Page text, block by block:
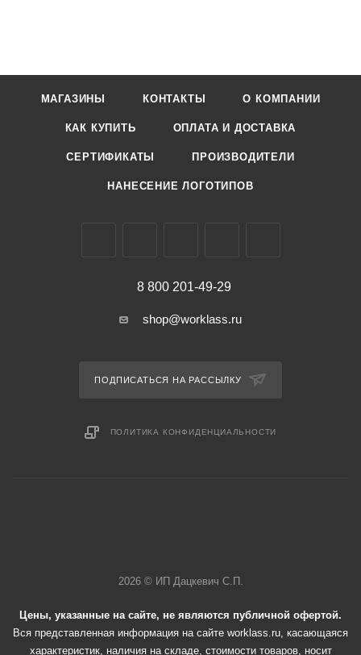
МАГАЗИНЫ КОНТАКТЫ О КОМПАНИИ
КАК КУПИТЬ ОПЛАТА И ДОСТАВКА
СЕРТИФИКАТЫ ПРОИЗВОДИТЕЛИ
НАНЕСЕНИЕ ЛОГОТИПОВ
8 800 201-49-29
shop@worklass.ru
ПОДПИСАТЬСЯ НА РАССЫЛКУ
ПОЛИТИКА КОНФИДЕНЦИАЛЬНОСТИ
2026 © ИП Дацкевич С.П.
Цены, указанные на сайте, не являются публичной офертой.
Вся представленная информация на сайте worklass.ru, касающаяся
характеристик, наличия на складе, стоимости товаров, носит